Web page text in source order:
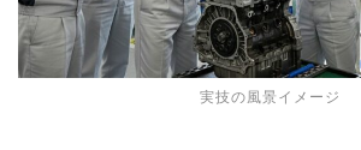
実技の風景イメージ